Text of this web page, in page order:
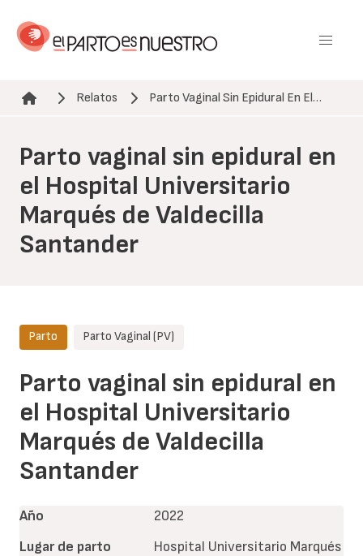
contenido
Ruta de navegación
Relatos Parto Vaginal Sin Epidural En El…
Parto vaginal sin epidural en
el Hospital Universitario
Marqués de Valdecilla
Santander
Parto vaginal sin epidural en
el Hospital Universitario
Marqués de Valdecilla
Santander
Parto Parto Vaginal (PV)
Año
2022
Lugar de parto
Hospital Universitario Marqués